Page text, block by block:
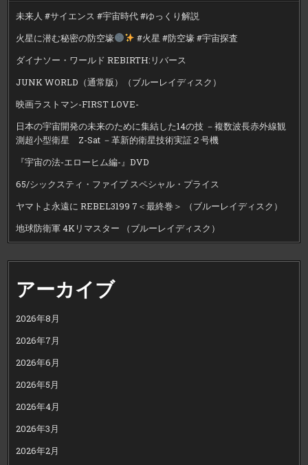
未来人 #サイエンス #宇宙時代 #ゆっくり解説
火星に潜む秘密の防空壕
#火星 #防空壕 #宇宙探査
ダイナソー・ワールド REBIRTH:リバース
JUNK WORLD（通常版）（ブルーレイディスク）
映画ラストマン-FIRST LOVE-
日本の宇宙開発の未来のために集結した14の技 －複数波長赤外線観
測超小型衛星 Z-Sat －革新的衛星技術実証２号機
『宇宙の法-エローヒム編-』DVD
65/シックスティ・ファイブ スペシャル・プライス
ヤマトよ永遠に REBEL3199 7＜最終巻＞ （ブルーレイディスク）
地球防衛軍 4Kリマスター （ブルーレイディスク）
アーカイブ
2026年8月
2026年7月
2026年6月
2026年5月
2026年4月
2026年3月
2026年2月